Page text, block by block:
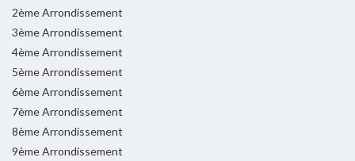
2ème Arrondissement
3ème Arrondissement
4ème Arrondissement
5ème Arrondissement
6ème Arrondissement
7ème Arrondissement
8ème Arrondissement
9ème Arrondissement